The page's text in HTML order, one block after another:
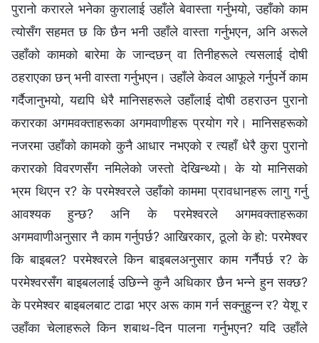
पुरानो करारले भनेका कुरालाई उहाँले बेवास्ता गर्नुभयो, उहाँको काम
त्योसँग सहमत छ कि छैन भनी उहाँले वास्ता गर्नुभएन, अनि अरूले
उहाँको कामको बारेमा के जान्दछन् वा तिनीहरूले त्यसलाई दोषी
ठहराएका छन् भनी वास्ता गर्नुभएन। उहाँले केवल आफूले गर्नुपर्ने काम
गर्दैजानुभयो, यद्यपि धेरै मानिसहरूले उहाँलाई दोषी ठहराउन पुरानो
करारका अगमवक्ताहरूका अगमवाणीहरू प्रयोग गरे। मानिसहरूको
नजरमा उहाँको कामको कुनै आधार नभएको र त्यहाँ धेरै कुरा पुरानो
करारको विवरणसँग नमिलेको जस्तो देखिन्थ्यो। के यो मानिसको
भ्रम थिएन र? के परमेश्‍वरले उहाँको काममा प्रावधानहरू लागु गर्नु
आवश्यक हुन्छ? अनि के परमेश्‍वरले अगमवक्ताहरूका
अगमवाणीअनुसार नै काम गर्नुपर्छ? आखिरकार, ठूलो के हो: परमेश्‍वर
कि बाइबल? परमेश्‍वरले किन बाइबलअनुसार काम गर्नैपर्छ र? के
परमेश्‍वरसँग बाइबललाई उछिन्ने कुनै अधिकार छैन भन्‍ने हुन सक्छ?
के परमेश्‍वर बाइबलबाट टाढा भएर अरू काम गर्न सक्नुहुन्न र? येशू र
उहाँका चेलाहरूले किन शबाथ-दिन पालना गर्नुभएन? यदि उहाँले